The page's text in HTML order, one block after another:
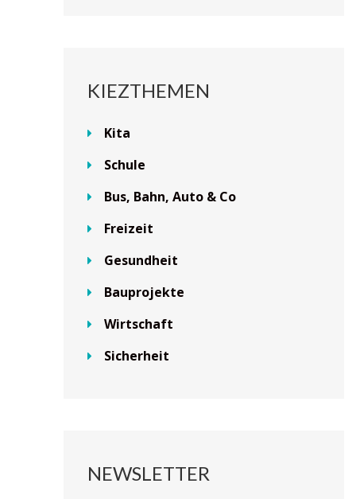
KIEZTHEMEN
Kita
Schule
Bus, Bahn, Auto & Co
Freizeit
Gesundheit
Bauprojekte
Wirtschaft
Sicherheit
NEWSLETTER